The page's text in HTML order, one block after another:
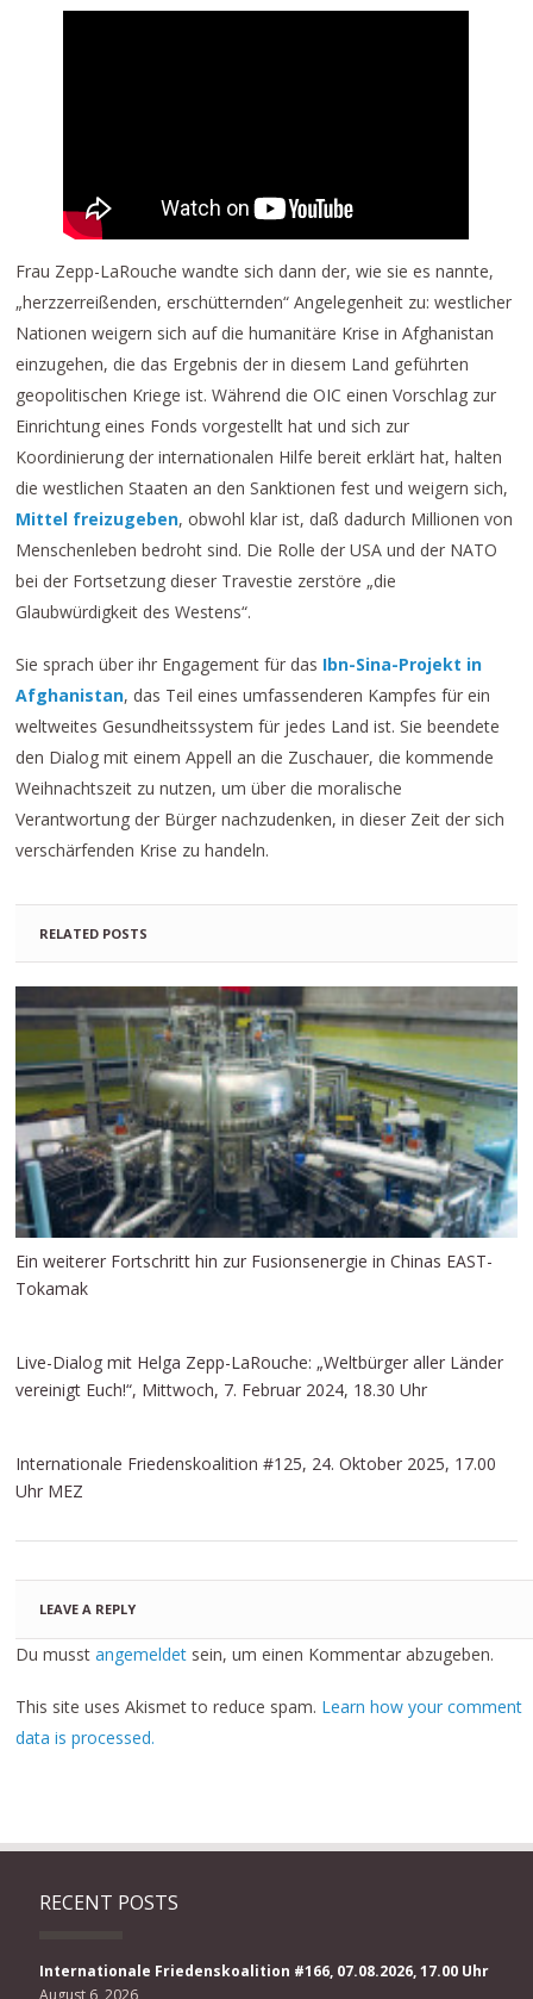
Frau Zepp-LaRouche wandte sich dann der, wie sie es nannte,
„herzzerreißenden, erschütternden“ Angelegenheit zu: westlicher
Nationen weigern sich auf die humanitäre Krise in Afghanistan
einzugehen, die das Ergebnis der in diesem Land geführten
geopolitischen Kriege ist. Während die OIC einen Vorschlag zur
Einrichtung eines Fonds vorgestellt hat und sich zur
Koordinierung der internationalen Hilfe bereit erklärt hat, halten
die westlichen Staaten an den Sanktionen fest und weigern sich,
Mittel freizugeben, obwohl klar ist, daß dadurch Millionen von
Menschenleben bedroht sind. Die Rolle der USA und der NATO
bei der Fortsetzung dieser Travestie zerstöre „die
Glaubwürdigkeit des Westens“.
Sie sprach über ihr Engagement für das Ibn-Sina-Projekt in
Afghanistan, das Teil eines umfassenderen Kampfes für ein
weltweites Gesundheitssystem für jedes Land ist. Sie beendete
den Dialog mit einem Appell an die Zuschauer, die kommende
Weihnachtszeit zu nutzen, um über die moralische
Verantwortung der Bürger nachzudenken, in dieser Zeit der sich
verschärfenden Krise zu handeln.
RELATED POSTS
Ein weiterer Fortschritt hin zur Fusionsenergie in Chinas EAST-
Tokamak
Live-Dialog mit Helga Zepp-LaRouche: „Weltbürger aller Länder
vereinigt Euch!“, Mittwoch, 7. Februar 2024, 18.30 Uhr
Internationale Friedenskoalition #125, 24. Oktober 2025, 17.00
Uhr MEZ
LEAVE A REPLY
Du musstangemeldet sein, um einen Kommentar abzugeben.
This site uses Akismet to reduce spam. Learn how your comment
data is processed.
RECENT POSTS
Internationale Friedenskoalition #166, 07.08.2026, 17.00 Uhr